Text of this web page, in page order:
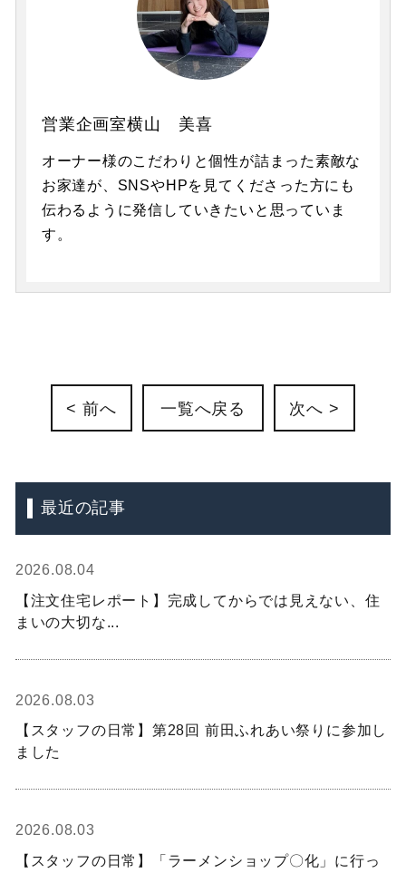
営業企画室横山 美喜
オーナー様のこだわりと個性が詰まった素敵な
お家達が、SNSやHPを見てくださった方にも
伝わるように発信していきたいと思っていま
す。
< 前へ 一覧へ戻る 次へ >
最近の記事
2026.08.04
【注文住宅レポート】完成してからでは見えない、住
まいの大切な...
2026.08.03
【スタッフの日常】第28回 前田ふれあい祭りに参加し
ました
2026.08.03
【スタッフの日常】「ラーメンショップ〇化」に行っ